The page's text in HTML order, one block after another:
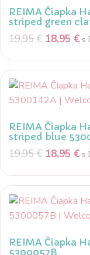
REIMA Čiapka
striped green
19,95€ 18,95 € s
REIMA Čiapka
striped blue
19,95€ 18,95 € s
REIMA Čiapka
5300057B